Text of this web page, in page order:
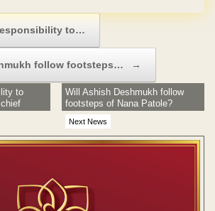
to…
follow footsteps… →
to
Next News
Will Ashish Deshmukh follow
footsteps of Nana Patole?